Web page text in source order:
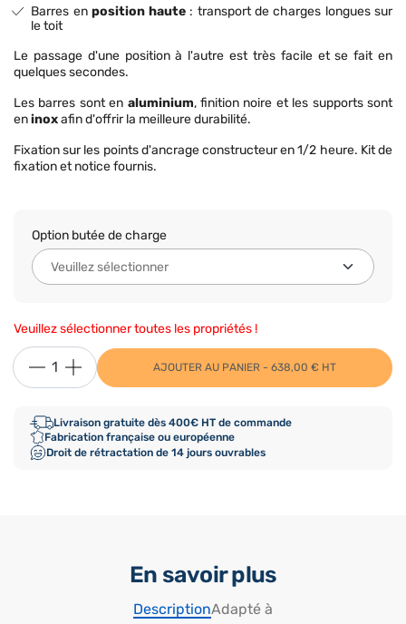
Barres en position haute : transport de charges longues sur
le toit
Le passage d'une position à l'autre est très facile et se fait en
quelques secondes.
Les barres sont en aluminium, finition noire et les supports sont
eninoxafin d'offrir la meilleure durabilité.
Fixation sur les points d'ancrage constructeur en 1/2 heure. Kit de
fixation et notice fournis.
Option butée de charge
Veuillez sélectionner toutes les propriétés !
AJOUTER AU PANIER - 638,00 € HT
Livraison gratuite dès 400€ HT de commande
Fabrication française ou européenne
Droit de rétractation de 14 jours ouvrables
En savoir plus
DescriptionAdapté à